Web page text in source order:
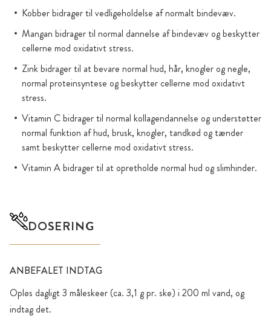
Kobber bidrager til vedligeholdelse af normalt bindevæv.
Mangan bidrager til normal dannelse af bindevæv og beskytter
cellerne mod oxidativt stress.
Zink bidrager til at bevare normal hud, hår, knogler og negle,
normal proteinsyntese og beskytter cellerne mod oxidativt
stress.
Vitamin C bidrager til normal kollagendannelse og understøtter
normal funktion af hud, brusk, knogler, tandkød og tænder
samt beskytter cellerne mod oxidativt stress.
Vitamin A bidrager til at opretholde normal hud og slimhinder.
DOSERING
ANBEFALET INDTAG
Opløs dagligt 3 måleskeer (ca. 3,1 g pr. ske) i 200 ml vand, og
indtag det.